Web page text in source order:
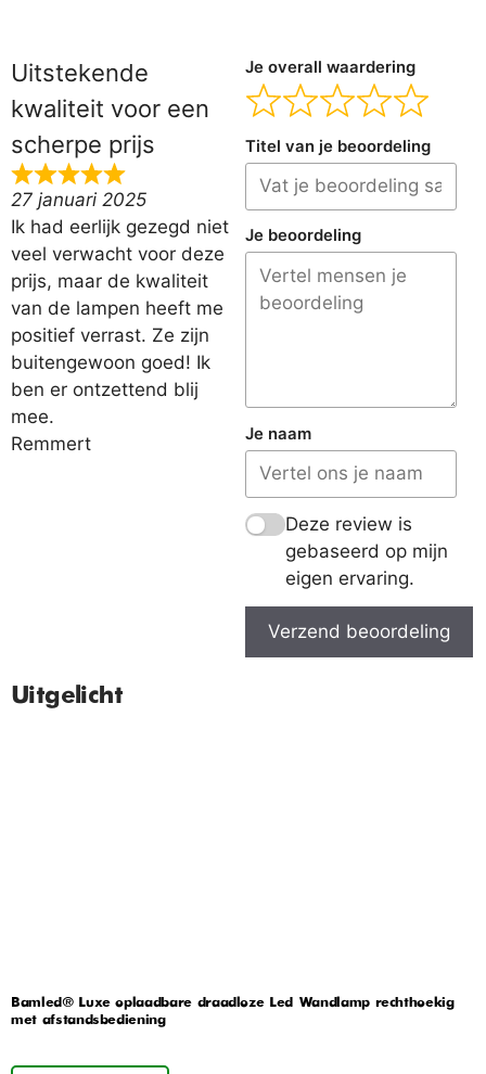
Uitstekende
kwaliteit voor een
scherpe prijs
27 januari 2025
Ik had eerlijk gezegd niet
veel verwacht voor deze
prijs, maar de kwaliteit
van de lampen heeft me
positief verrast. Ze zijn
buitengewoon goed! Ik
ben er ontzettend blij
mee.
Remmert
Je overall waardering
Titel van je beoordeling
Je beoordeling
Je naam
Deze review is
gebaseerd op mijn
eigen ervaring.
Verzend beoordeling
Uitgelicht
Bamled® Luxe oplaadbare draadloze Led Wandlamp rechthoekig
met afstandsbediening